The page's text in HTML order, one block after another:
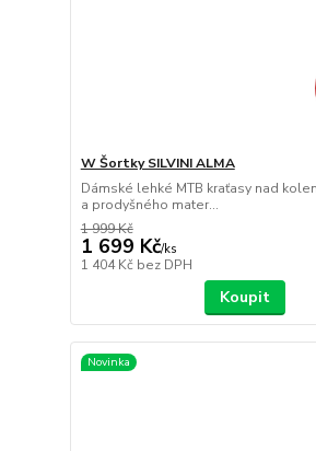
W Šortky SILVINI ALMA
Dámské lehké MTB kraťasy nad
a prodyšného mater...
1 999 Kč
1 699 Kč/ks
1 404 Kč bez DPH
Koupit
Novinka